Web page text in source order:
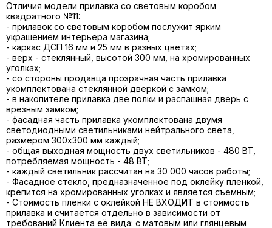
Отличия модели прилавка со световым коробом
квадратного №11:
- прилавок со световым коробом послужит ярким
украшением интерьера магазина;
- каркас ДСП 16 мм и 25 мм в разных цветах;
- верх - стеклянный, высотой 300 мм, на хромированных
уголках;
- со стороны продавца прозрачная часть прилавка
укомплектована стеклянной дверкой с замком;
- в накопителе прилавка две полки и распашная дверь с
врезным замком;
- фасадная часть прилавка укомплектована двумя
светодиодными светильниками нейтрального света,
размером 300х300 мм каждый;
- общая выходная мощность двух светильников - 480 ВТ,
потребляемая мощность - 48 ВТ;
- каждый светильник рассчитан на 30 000 часов работы;
- Фасадное стекло, предназначенное под оклейку пленкой,
крепится на хромированных уголках и является съемным;
- Стоимость пленки с оклейкой НЕ ВХОДИТ в стоимость
прилавка и считается отдельно в зависимости от
требований Клиента её вида: c матовым или глянцевым